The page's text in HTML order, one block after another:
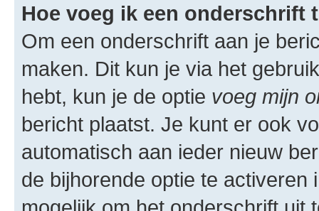
Hoe voeg ik een onderschrift
Om een onderschrift aan je
maken. Dit kun je via het
hebt, kun je de optie voeg mijn
bericht plaatst. Je kunt er ook
automatisch aan ieder nieuw
de bijhorende optie te